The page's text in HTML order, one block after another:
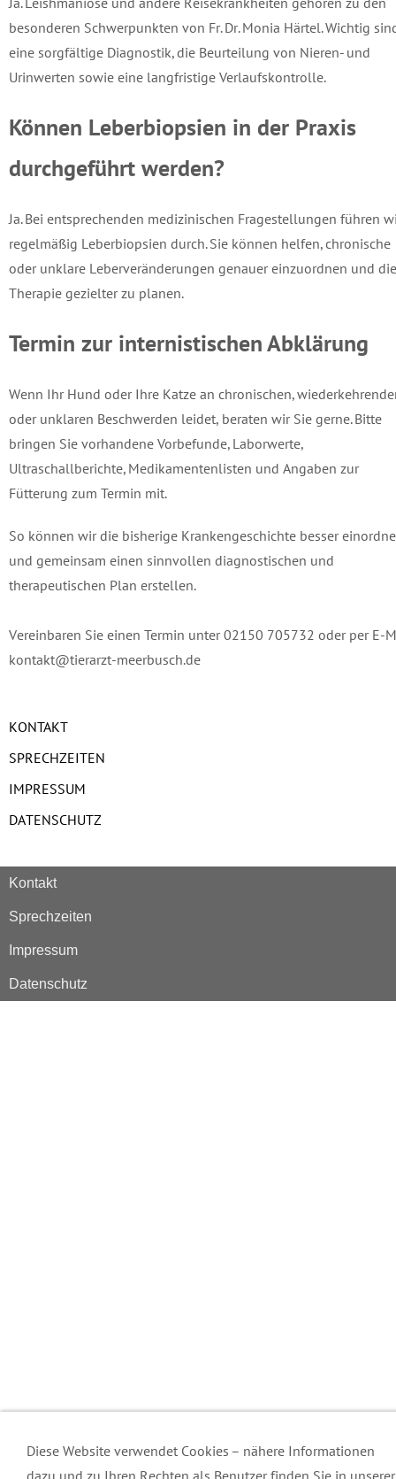
besonderen Schwerpunkten von Fr. Dr. Monia Härtel. Wichtig
eine sorgfältige Diagnostik, die Beurteilung von Nieren- und
Urinwerten sowie eine langfristige Verlaufskontrolle.
Können Leberbiopsien in der Praxis
durchgeführt werden?
Ja. Bei entsprechenden medizinischen Fragestellungen führen
regelmäßig Leberbiopsien durch. Sie können helfen, chronische
oder unklare Leberveränderungen genauer einzuordnen und die
Therapie gezielter zu planen.
Termin zur internistischen Abklärung
Wenn Ihr Hund oder Ihre Katze an chronischen,
oder unklaren Beschwerden leidet, beraten wir Sie gerne. Bitte
bringen Sie vorhandene Vorbefunde, Laborwerte,
Ultraschallberichte, Medikamentenlisten und Angaben zur
Fütterung zum Termin mit.
So können wir die bisherige Krankengeschichte besser
und gemeinsam einen sinnvollen diagnostischen und
therapeutischen Plan erstellen.
Vereinbaren Sie einen Termin unter 02150 705732 oder per E-
kontakt@tierarzt-meerbusch.de
KONTAKT
SPRECHZEITEN
IMPRESSUM
DATENSCHUTZ
Kontakt
Sprechzeiten
Impressum
Datenschutz
Diese Website verwendet Cookies – nähere Informationen
dazu und zu Ihren Rechten als Benutzer finden Sie in unserer